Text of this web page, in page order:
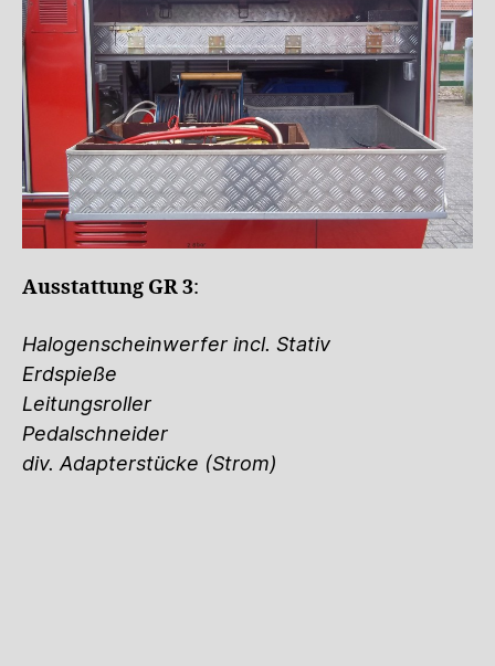
Ausstattung GR 3:
Halogenscheinwerfer incl. Stativ
Erdspieße
Leitungsroller
Pedalschneider
div. Adapterstücke (Strom)